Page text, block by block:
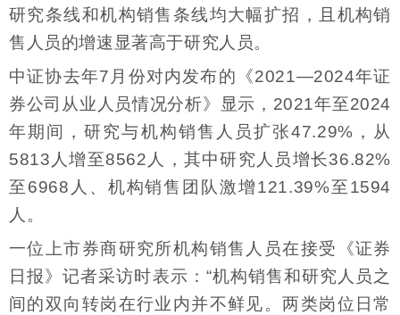
研究条线和机构销售条线均大幅扩招，且机构销
售人员的增速显著高于研究人员。
中证协去年7月份对内发布的《2021—2024年证
券公司从业人员情况分析》显示，2021年至2024
年期间，研究与机构销售人员扩张47.29%，从
5813人增至8562人，其中研究人员增长36.82%
至6968人、机构销售团队激增121.39%至1594
人。
一位上市券商研究所机构销售人员在接受《证券
日报》记者采访时表示：“机构销售和研究人员之
间的双向转岗在行业内并不鲜见。两类岗位日常